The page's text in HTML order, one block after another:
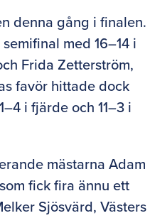
denna gång i finalen.
med 16–14 i
Frida Zetterström,
favör hittade dock
i fjärde och 11–3 i
mästarna Adam
fick fira ännu ett
Sjösvärd, Västers